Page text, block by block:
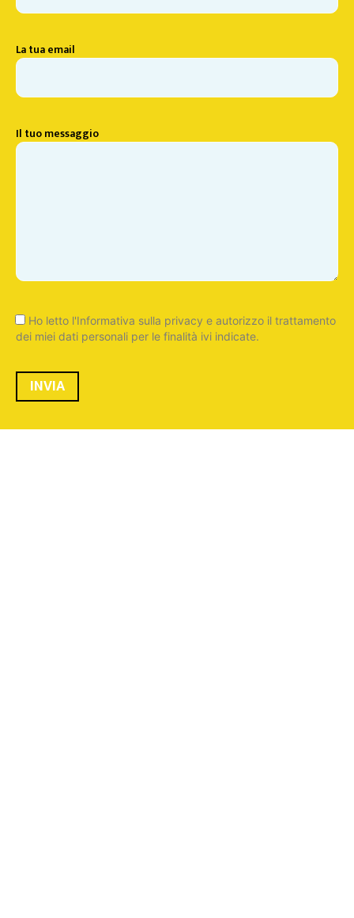
La tua email
Il tuo messaggio
Ho letto l'Informativa sulla privacy e autorizzo il trattamento
dei miei dati personali per le finalità ivi indicate.